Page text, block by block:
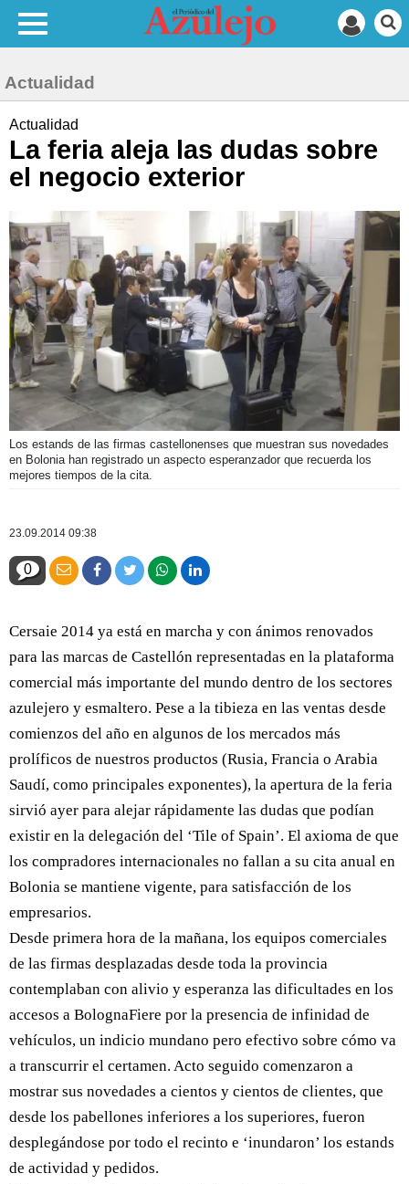
Actualidad
Actualidad
La feria aleja las dudas sobre
el negocio exterior
Los estands de las firmas castellonenses que muestran sus novedades
en Bolonia han registrado un aspecto esperanzador que recuerda los
mejores tiempos de la cita.
23.09.2014 09:38
0
Cersaie 2014 ya está en marcha y con ánimos renovados
para las marcas de Castellón representadas en la plataforma
comercial más importante del mundo dentro de los sectores
azulejero y esmaltero. Pese a la tibieza en las ventas desde
comienzos del año en algunos de los mercados más
prolíficos de nuestros productos (Rusia, Francia o Arabia
Saudí, como principales exponentes), la apertura de la feria
sirvió ayer para alejar rápidamente las dudas que podían
existir en la delegación del ‘Tile of Spain’. El axioma de que
los compradores internacionales no fallan a su cita anual en
Bolonia se mantiene vigente, para satisfacción de los
empresarios.
Desde primera hora de la mañana, los equipos comerciales
de las firmas desplazadas desde toda la provincia
contemplaban con alivio y esperanza las dificultades en los
accesos a BolognaFiere por la presencia de infinidad de
vehículos, un indicio mundano pero efectivo sobre cómo va
a transcurrir el certamen. Acto seguido comenzaron a
mostrar sus novedades a cientos y cientos de clientes, que
desde los pabellones inferiores a los superiores, fueron
desplegándose por todo el recinto e ‘inundaron’ los estands
de actividad y pedidos.